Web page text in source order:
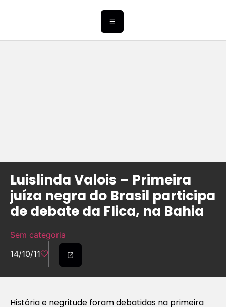
Luislinda Valois – Primeira
juíza negra do Brasil participa
de debate da Flica, na Bahia
Sem categoria
14/10/11
História e negritude foram debatidas na primeira